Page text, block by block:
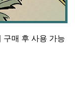
구매 후 사용 가능